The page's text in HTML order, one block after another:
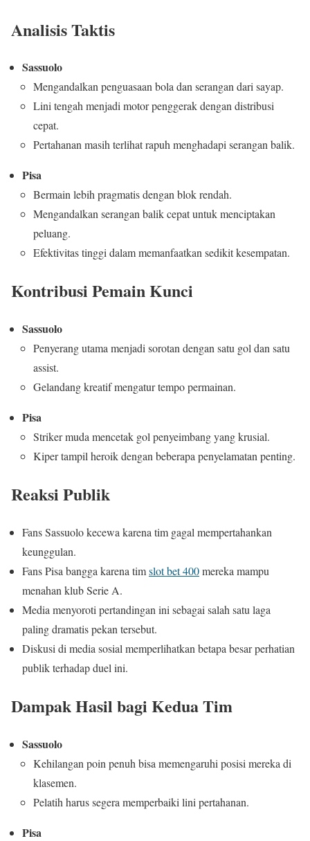
Analisis Taktis
Sassuolo
Mengandalkan penguasaan bola dan serangan dari sayap.
Lini tengah menjadi motor penggerak dengan distribusi
cepat.
Pertahanan masih terlihat rapuh menghadapi serangan balik.
Pisa
Bermain lebih pragmatis dengan blok rendah.
Mengandalkan serangan balik cepat untuk menciptakan
peluang.
Efektivitas tinggi dalam memanfaatkan sedikit kesempatan.
Kontribusi Pemain Kunci
Sassuolo
Penyerang utama menjadi sorotan dengan satu gol dan satu
assist.
Gelandang kreatif mengatur tempo permainan.
Pisa
Striker muda mencetak gol penyeimbang yang krusial.
Kiper tampil heroik dengan beberapa penyelamatan penting.
Reaksi Publik
Fans Sassuolo kecewa karena tim gagal mempertahankan
keunggulan.
Fans Pisa bangga karena timslot bet 400mereka mampu
menahan klub Serie A.
Media menyoroti pertandingan ini sebagai salah satu laga
paling dramatis pekan tersebut.
Diskusi di media sosial memperlihatkan betapa besar perhatian
publik terhadap duel ini.
Dampak Hasil bagi Kedua Tim
Sassuolo
Kehilangan poin penuh bisa memengaruhi posisi mereka di
klasemen.
Pelatih harus segera memperbaiki lini pertahanan.
Pisa